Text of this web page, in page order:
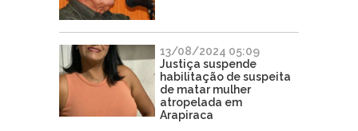
13/08/2024 05:09
Justiça suspende
habilitação de suspeita
de matar mulher
atropelada em
Arapiraca